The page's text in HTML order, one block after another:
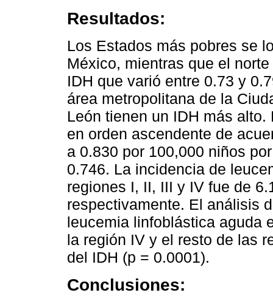
Resultados:
Los Estados más pobres se
México, mientras que el
IDH que varió entre 0.73 y
área metropolitana de la
León tienen un IDH más
en orden ascendente de
a 0.830 por 100,000 niños
0.746. La incidencia de
regiones I, II, III y IV fue de
respectivamente. El análisis
leucemia linfoblástica aguda
la región IV y el resto de las
del IDH (p = 0.0001).
Conclusiones: